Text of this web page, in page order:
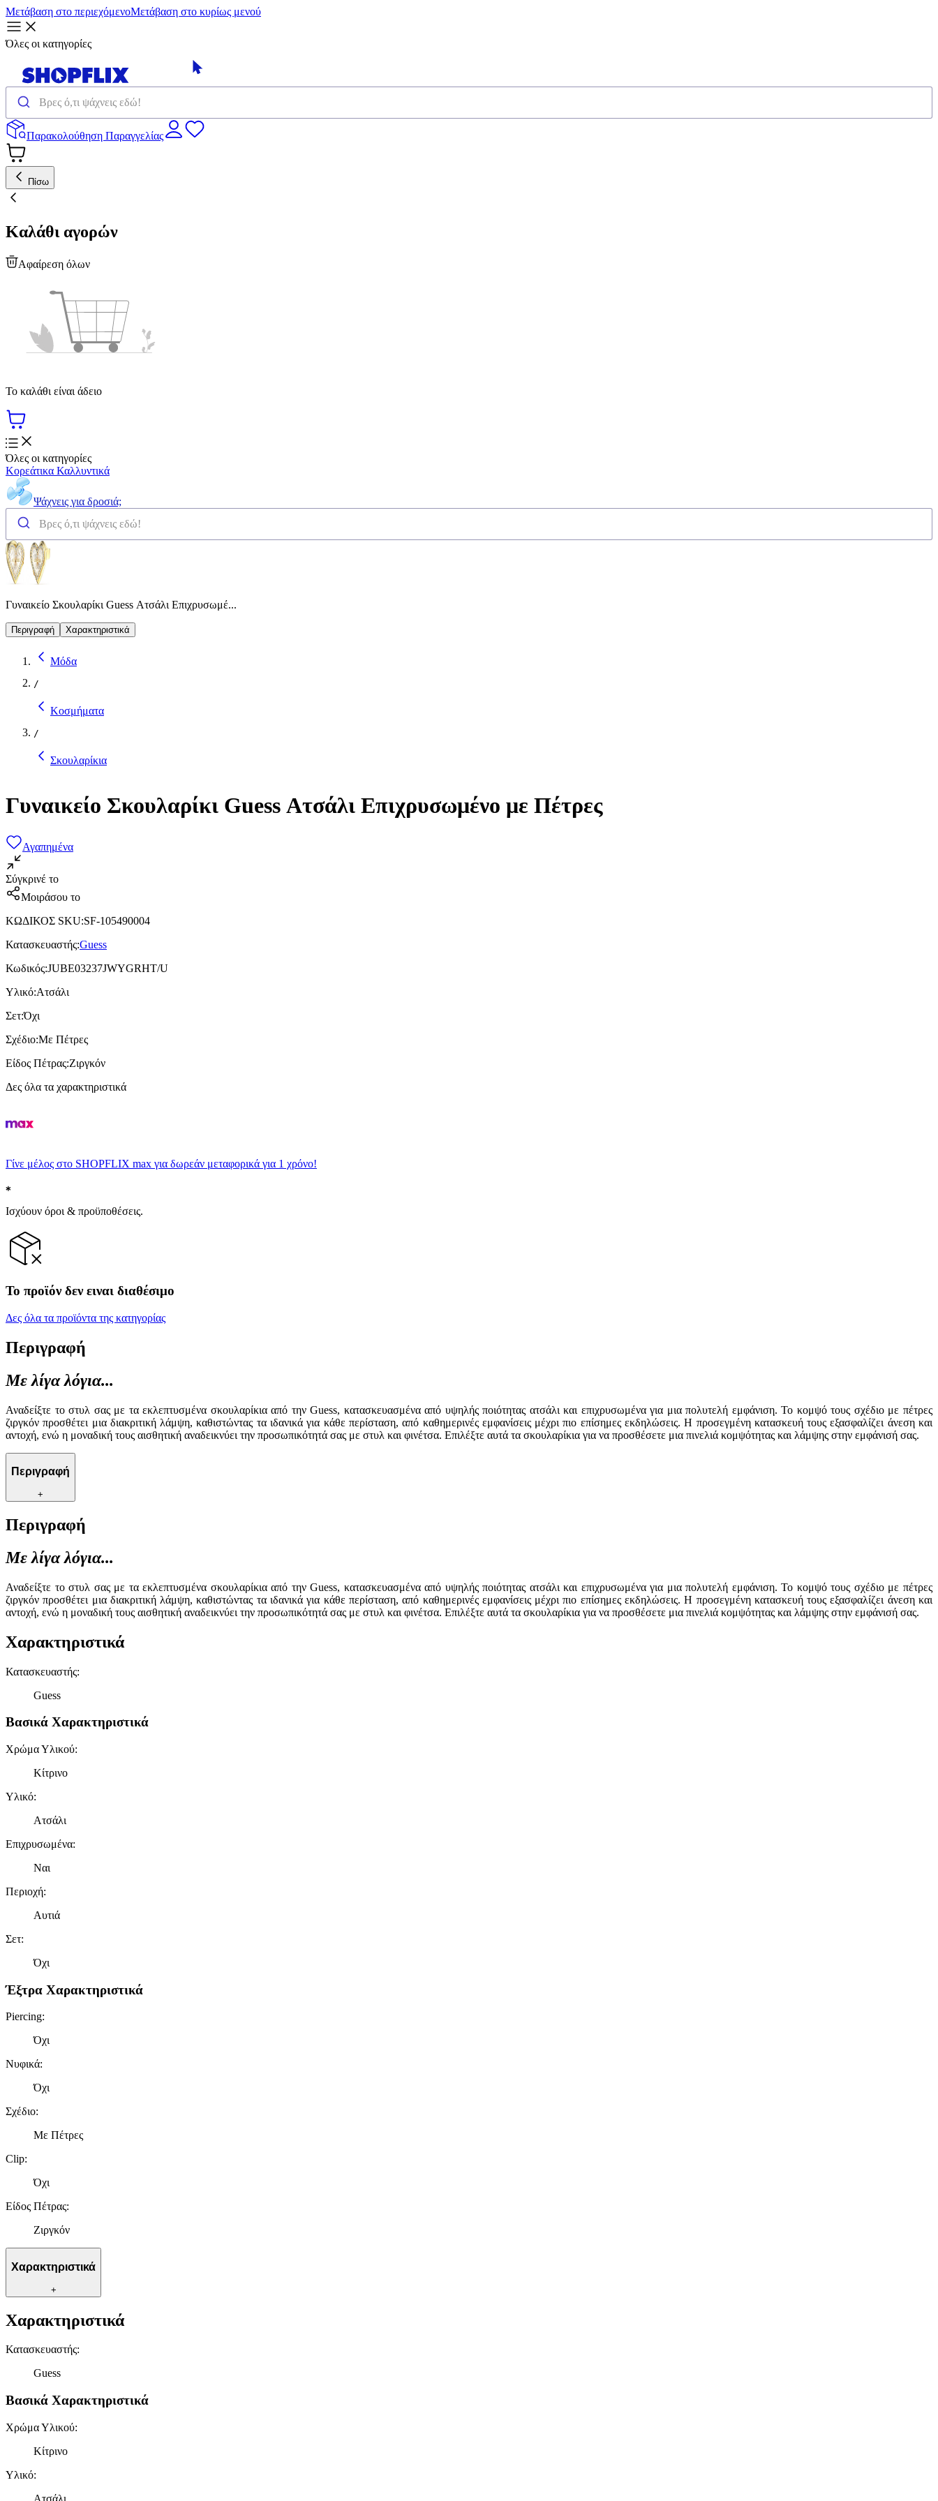
Μετάβαση στο περιεχόμενοΜετάβαση στο κυρίως μενού
Όλες οι κατηγορίες
Παρακολούθηση Παραγγελίας
Πίσω
Καλάθι αγορών
Αφαίρεση όλων
Το καλάθι είναι άδειο
Όλες οι κατηγορίες
Κορεάτικα Καλλυντικά
Ψάχνεις για δροσιά;
Γυναικείο Σκουλαρίκι Guess Ατσάλι Επιχρυσωμέ...
Περιγραφή Χαρακτηριστικά
Μόδα
/
Κοσμήματα
/
Σκουλαρίκια
Γυναικείο Σκουλαρίκι Guess Ατσάλι Επιχρυσωμένο με Πέτρες
Αγαπημένα
Σύγκρινέ το
Μοιράσου το
ΚΩΔΙΚΟΣ SKU:SF-105490004
Κατασκευαστής:Guess
Κωδικός:JUBE03237JWYGRHT/U
Υλικό:Ατσάλι
Σετ:Όχι
Σχέδιο:Με Πέτρες
Είδος Πέτρας:Ζιργκόν
Δες όλα τα χαρακτηριστικά
Γίνε μέλος στο SHOPFLIX max για δωρεάν μεταφορικά για 1 χρόνο!
Ισχύουν όροι & προϋποθέσεις.
Το προϊόν δεν ειναι διαθέσιμο
Δες όλα τα προϊόντα της κατηγορίας
Περιγραφή
Με λίγα λόγια...
Αναδείξτε το στυλ σας με τα εκλεπτυσμένα σκουλαρίκια από την Guess, κατασκευασμένα από υψηλής ποιότητας ατσάλι και επιχρυσωμένα για μια πολυτελή εμφάνιση. Το κομψό τους σχέδιο με πέτρες
ζιργκόν προσθέτει μια διακριτική λάμψη, καθιστώντας τα ιδανικά για κάθε περίσταση, από καθημερινές εμφανίσεις μέχρι πιο επίσημες εκδηλώσεις. Η προσεγμένη κατασκευή τους εξασφαλίζει άνεση και
αντοχή, ενώ η μοναδική τους αισθητική αναδεικνύει την προσωπικότητά σας με στυλ και φινέτσα. Επιλέξτε αυτά τα σκουλαρίκια για να προσθέσετε μια πινελιά κομψότητας και λάμψης στην εμφάνισή σας.
Περιγραφή
+
Περιγραφή
Με λίγα λόγια...
Αναδείξτε το στυλ σας με τα εκλεπτυσμένα σκουλαρίκια από την Guess, κατασκευασμένα από υψηλής ποιότητας ατσάλι και επιχρυσωμένα για μια πολυτελή εμφάνιση. Το κομψό τους σχέδιο με πέτρες
ζιργκόν προσθέτει μια διακριτική λάμψη, καθιστώντας τα ιδανικά για κάθε περίσταση, από καθημερινές εμφανίσεις μέχρι πιο επίσημες εκδηλώσεις. Η προσεγμένη κατασκευή τους εξασφαλίζει άνεση και
αντοχή, ενώ η μοναδική τους αισθητική αναδεικνύει την προσωπικότητά σας με στυλ και φινέτσα. Επιλέξτε αυτά τα σκουλαρίκια για να προσθέσετε μια πινελιά κομψότητας και λάμψης στην εμφάνισή σας.
Χαρακτηριστικά
Κατασκευαστής:
Guess
Βασικά Χαρακτηριστικά
Χρώμα Υλικού:
Κίτρινο
Υλικό:
Ατσάλι
Επιχρυσωμένα:
Ναι
Περιοχή:
Αυτιά
Σετ:
Όχι
Έξτρα Χαρακτηριστικά
Piercing:
Όχι
Νυφικά:
Όχι
Σχέδιο:
Με Πέτρες
Clip:
Όχι
Είδος Πέτρας:
Ζιργκόν
Χαρακτηριστικά
+
Χαρακτηριστικά
Κατασκευαστής:
Guess
Βασικά Χαρακτηριστικά
Χρώμα Υλικού:
Κίτρινο
Υλικό:
Ατσάλι